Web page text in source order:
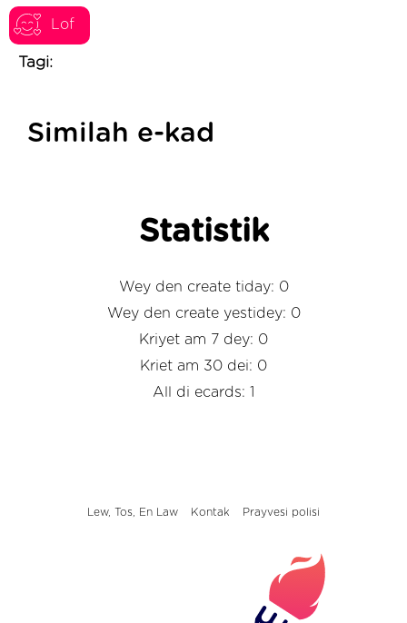
Lof
Tagi:
Similah e-kad
Statistik
Wey den create tiday: 0
Wey den create yestidey: 0
Kriyet am 7 dey: 0
Kriet am 30 dei: 0
All di ecards: 1
Lew, Tos, En Law Kontak Prayvesi polisi